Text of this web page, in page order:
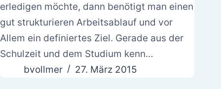
erledigen möchte, dann benötigt man einen
gut strukturieren Arbeitsablauf und vor
Allem ein definiertes Ziel. Gerade aus der
Schulzeit und dem Studium kenn…
bvollmer
27. März 2015